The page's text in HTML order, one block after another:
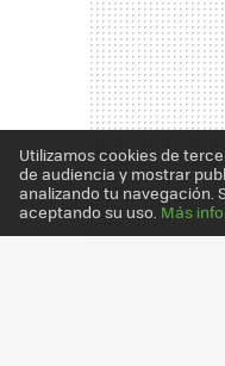
Utilizamos cookies de
de audiencia y mostrar
analizando tu navegación.
aceptando su uso. Más